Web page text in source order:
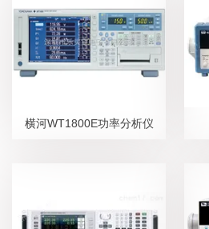
横河WT1800E功率分析仪